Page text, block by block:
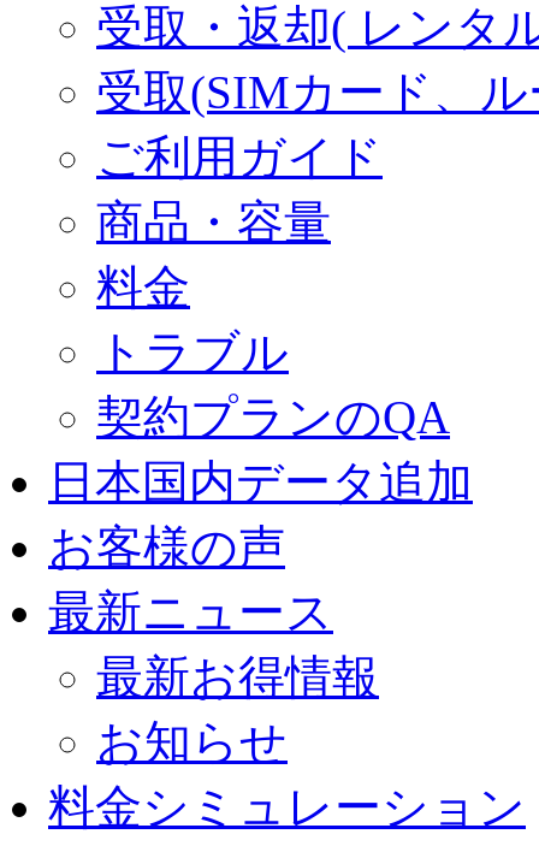
受取・返却( レンタ
受取(SIMカード、
ご利用ガイド
商品・容量
料金
トラブル
契約プランのQA
日本国内データ追加
お客様の声
最新ニュース
最新お得情報
お知らせ
料金シミュレーション